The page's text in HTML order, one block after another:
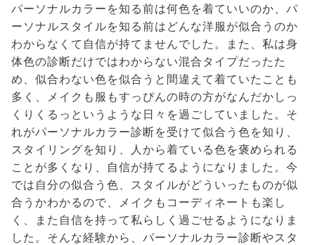
パーソナルカラーを知る前は何色を着ていいのか、パ
ーソナルスタイルを知る前はどんな洋服が似合うのか
わからなくて自信が持てませんでした。また、私は身
体色の診断だけではわからない混合タイプだったた
め、似合わない色を似合うと間違えて着ていたことも
多く、メイクも服もすっぴんの時の方がなんだかしっ
くりくるっというような日々を過ごしていました。そ
れがパーソナルカラー診断を受けて似合う色を知り、
スタイリングを知り、人から着ている色を褒められる
ことが多くなり、自信が持てるようになりました。今
では自分の似合う色、スタイルがどういったものが似
合うかわかるので、メイクもコーディネートも楽し
く、また自信を持って私らしく過ごせるようになりま
した。そんな経験から、パーソナルカラー診断やスタ